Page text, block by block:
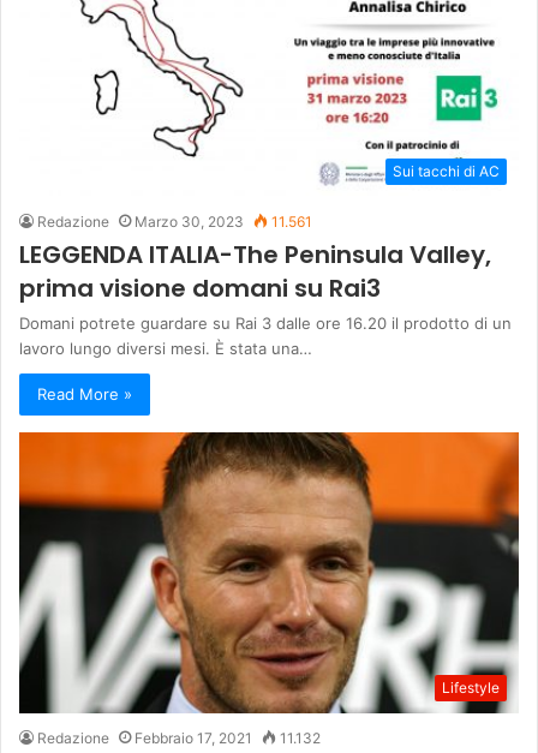
Sui tacchi di AC
Redazione Marzo 30, 2023 11.561
LEGGENDA ITALIA-The Peninsula Valley,
prima visione domani su Rai3
Domani potrete guardare su Rai 3 dalle ore 16.20 il prodotto di un
lavoro lungo diversi mesi. È stata una…
Read More »
Lifestyle
Redazione Febbraio 17, 2021 11.132